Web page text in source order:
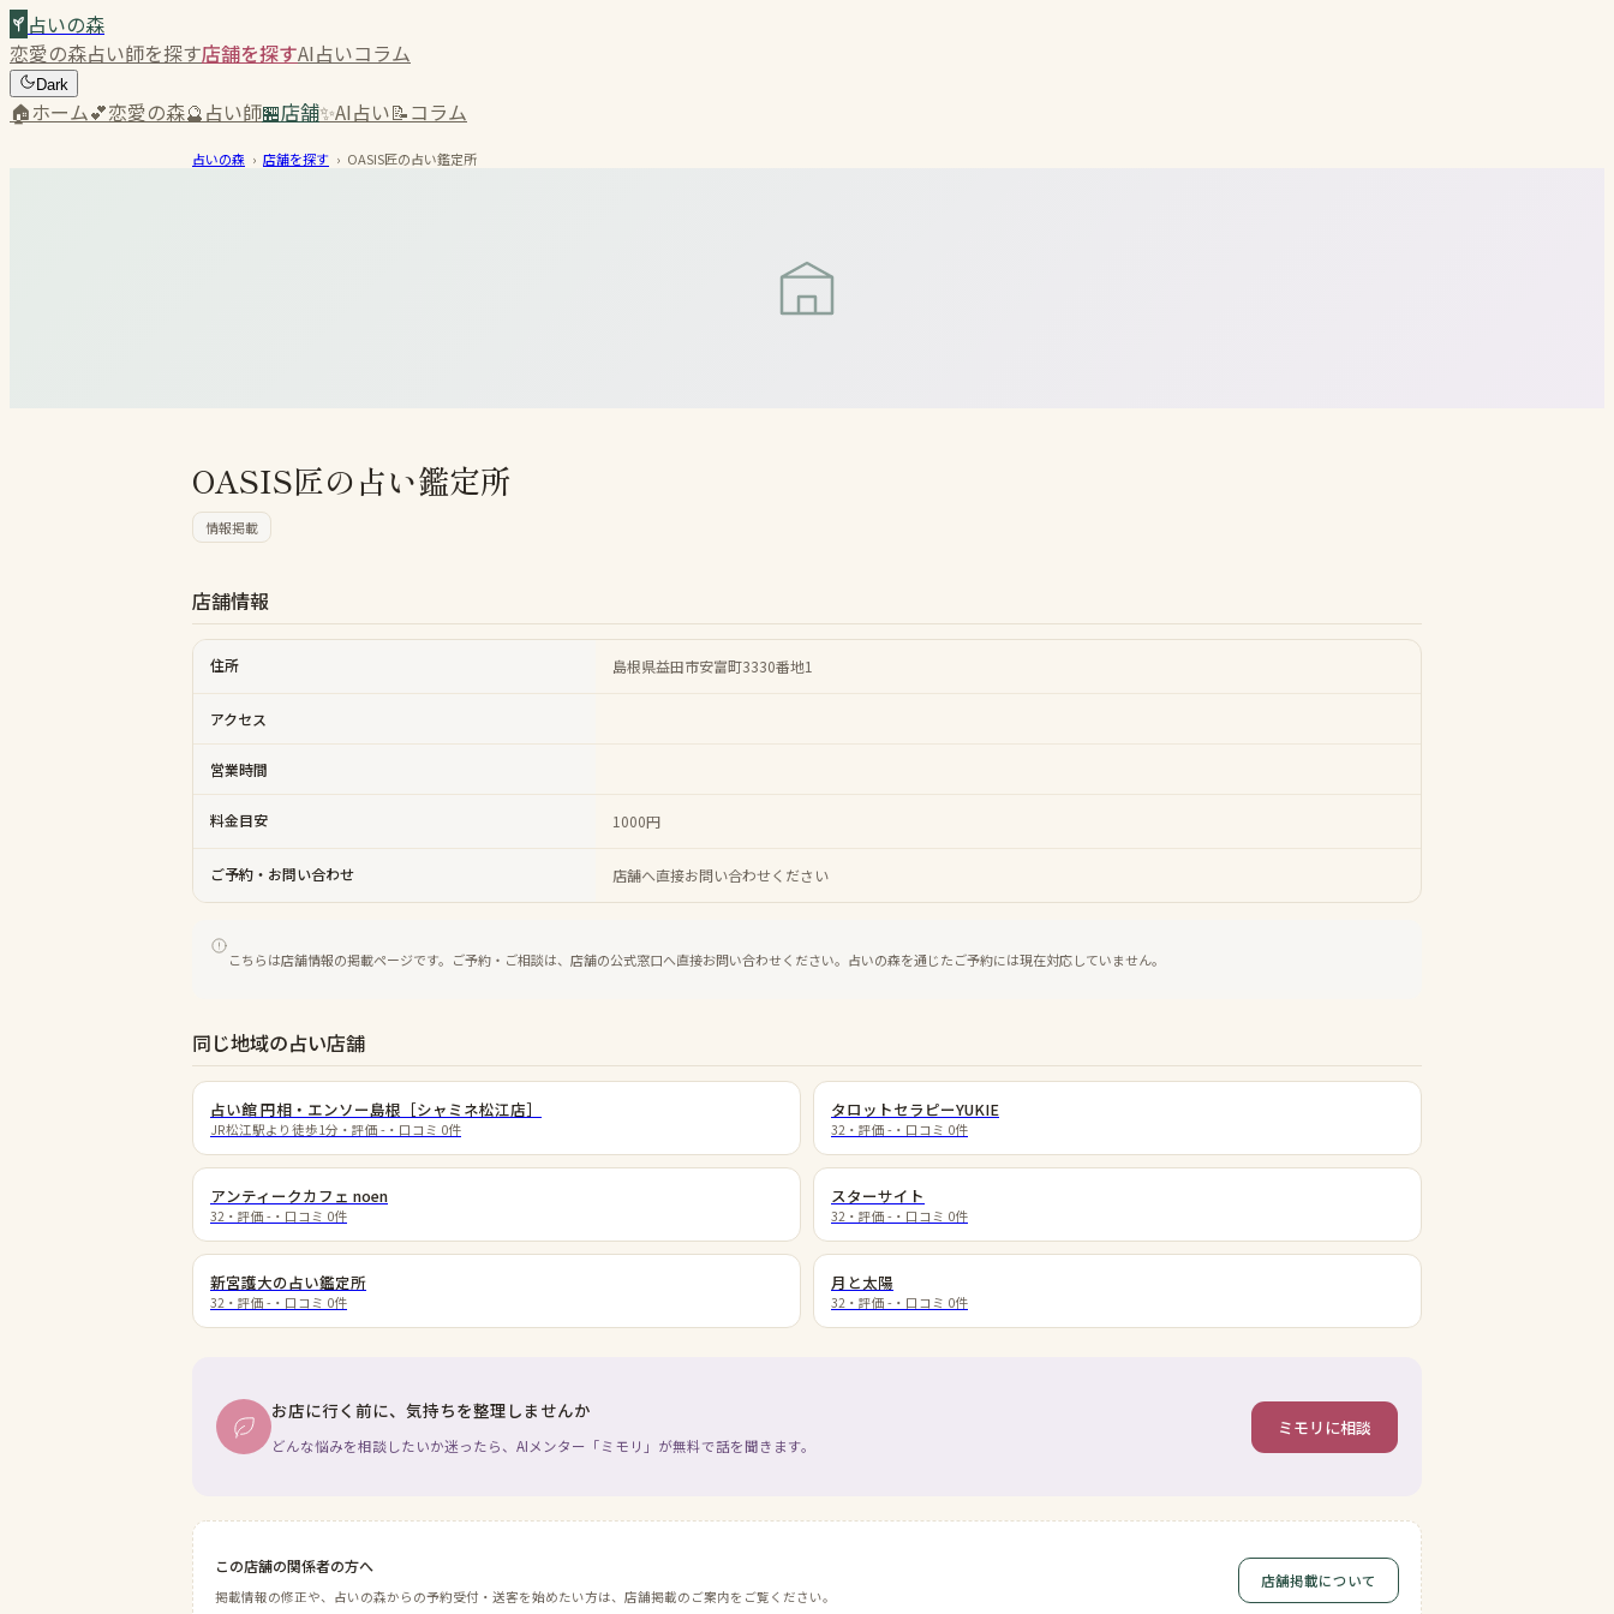
占いの森
恋愛の森占い師を探す店舗を探すAI占いコラム
Dark
🏠ホーム💕恋愛の森🔮占い師🏪店舗✨AI占い📝コラム
占いの森 › 店舗を探す › OASIS匠の占い鑑定所
OASIS匠の占い鑑定所
情報掲載
店舗情報
住所 島根県益田市安富町3330番地1
アクセス
営業時間
料金目安 1000円
ご予約・お問い合わせ 店舗へ直接お問い合わせください
こちらは店舗情報の掲載ページです。ご予約・ご相談は、店舗の公式窓口へ直接お問い合わせください。占いの森を通じたご予約には現在対応していません。
同じ地域の占い店舗
占い館 円相・エンソー島根［シャミネ松江店］
JR松江駅より徒歩1分 ・評価 - ・口コミ 0件
タロットセラピーYUKIE
32 ・評価 - ・口コミ 0件
アンティークカフェ noen
32 ・評価 - ・口コミ 0件
スターサイト
32 ・評価 - ・口コミ 0件
新宮護大の占い鑑定所
32 ・評価 - ・口コミ 0件
月と太陽
32 ・評価 - ・口コミ 0件
お店に行く前に、気持ちを整理しませんか
どんな悩みを相談したいか迷ったら、AIメンター「ミモリ」が無料で話を聞きます。
ミモリに相談
この店舗の関係者の方へ
掲載情報の修正や、占いの森からの予約受付・送客を始めたい方は、店舗掲載のご案内をご覧ください。
店舗掲載について